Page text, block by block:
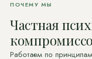
ПОЧЕМУ МЫ
Частная
Работаем по